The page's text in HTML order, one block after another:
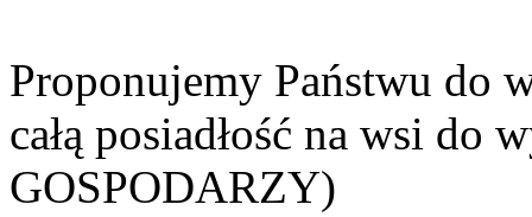
Proponujemy Państwu do
całą posiadłość na wsi do
GOSPODARZY)